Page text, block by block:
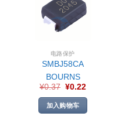
电路保护
SMBJ58CA
BOURNS
¥0.37 ¥0.22
加入购物车